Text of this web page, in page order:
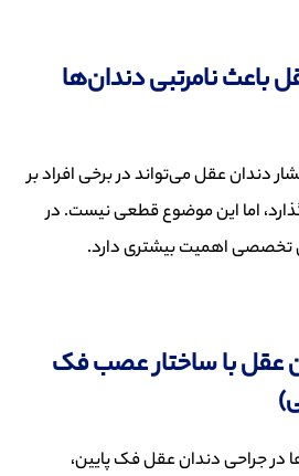
باعث نامرتبی دندان‌ها
دندان عقل می‌تواند در برخی افراد بر
اما این موضوع قطعی نیست. در
تخصصی اهمیت بیشتری دارد.
عقل با ساختار عصب فک
در جراحی دندان عقل فک پایین،